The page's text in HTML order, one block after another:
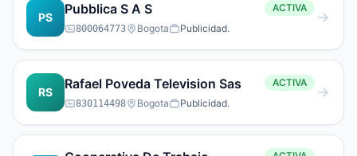
PS
Pubblica S A S ACTIVA
800064773 Bogota Publicidad.
RS
Rafael Poveda Television Sas ACTIVA
830114498 Bogota Publicidad.